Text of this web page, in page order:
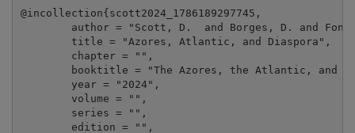
@incollection{scott2024_1786189297745,